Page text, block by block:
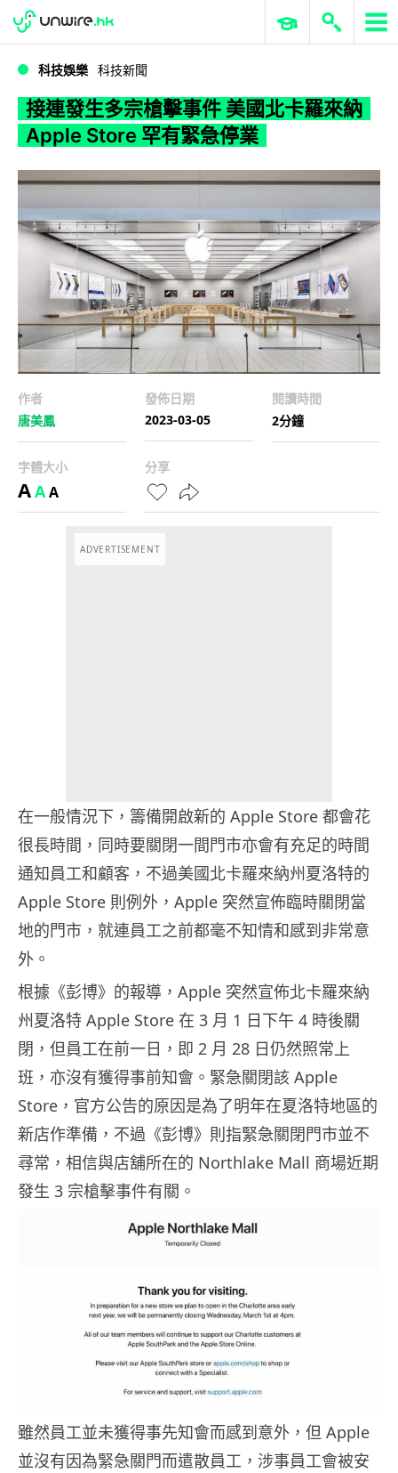
WWDC 2026 ERP 與商業 AI
科技娛樂 科技新聞
接連發生多宗槍擊事件 美國北卡羅來納
Apple Store 罕有緊急停業
作者
唐美鳳
發佈日期
2023-03-05
閱讀時間
2分鐘
字體大小
AAA
分享
ADVERTISEMENT
在一般情況下，籌備開啟新的 Apple Store 都會花
很長時間，同時要關閉一間門市亦會有充足的時間
通知員工和顧客，不過美國北卡羅來納州夏洛特的
Apple Store 則例外，Apple 突然宣佈臨時關閉當
地的門市，就連員工之前都毫不知情和感到非常意
外。
根據《彭博》的報導，Apple 突然宣佈北卡羅來納
州夏洛特 Apple Store 在 3 月 1 日下午 4 時後關
閉，但員工在前一日，即 2 月 28 日仍然照常上
班，亦沒有獲得事前知會。緊急關閉該 Apple
Store，官方公告的原因是為了明年在夏洛特地區的
新店作準備，不過《彭博》則指緊急關閉門市並不
尋常，相信與店舖所在的 Northlake Mall 商場近期
發生 3 宗槍擊事件有關。
雖然員工並未獲得事先知會而感到意外，但 Apple
並沒有因為緊急關門而遣散員工，涉事員工會被安